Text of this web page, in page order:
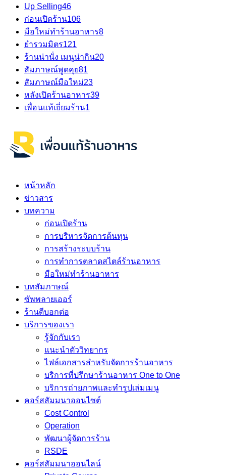
Up Selling46
ก่อนเปิดร้าน106
มือใหม่ทำร้านอาหาร8
ยำรวมมิตร121
ร้านน่านั่ง เมนูน่ากิน20
สัมภาษณ์พูดคุย81
สัมภาษณ์มือใหม่23
หลังเปิดร้านอาหาร39
เพื่อนแท้เยี่ยมร้าน1
หน้าหลัก
ข่าวสาร
บทความ
ก่อนเปิดร้าน
การบริหารจัดการต้นทุน
การสร้างระบบร้าน
การทำการตลาดสไตล์ร้านอาหาร
มือใหม่ทำร้านอาหาร
บทสัมภาษณ์
ซัพพลายเออร์
ร้านดีบอกต่อ
บริการของเรา
รู้จักกับเรา
แนะนำตัววิทยากร
ไฟล์เอกสารสำหรับจัดการร้านอาหาร
บริการที่ปรึกษาร้านอาหาร One to One
บริการถ่ายภาพและทำรูปเล่มเมนู
คอร์สสัมมนาออนไซต์
Cost Control
Operation
พัฒนาผู้จัดการร้าน
RSDE
คอร์สสัมมนาออนไลน์